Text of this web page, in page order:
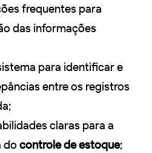
frequentes para
das informações
para identificar e
entre os registros
claras para a
do controle de estoque;